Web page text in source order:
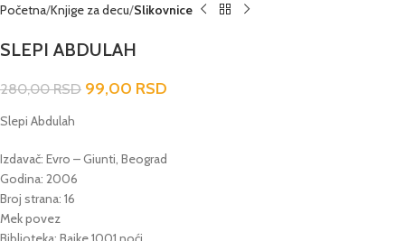
Početna Knjige za decu Slikovnice
SLEPI ABDULAH
280,00RSD 99,00 RSD
Slepi Abdulah
Izdavač: Evro – Giunti, Beograd
Godina: 2006
Broj strana: 16
Mek povez